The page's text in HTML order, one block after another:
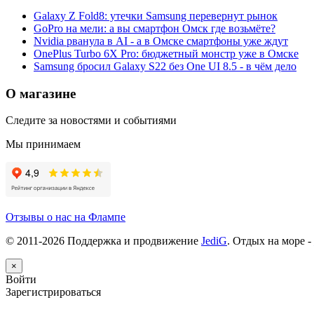
Galaxy Z Fold8: утечки Samsung перевернут рынок
GoPro на мели: а вы смартфон Омск где возьмёте?
Nvidia рванула в AI - а в Омске смартфоны уже ждут
OnePlus Turbo 6X Pro: бюджетный монстр уже в Омске
Samsung бросил Galaxy S22 без One UI 8.5 - в чём дело
О магазине
Следите за новостями и событиями
Мы принимаем
Отзывы о нас на Флампе
© 2011-2026 Поддержка и продвижение JediG. Отдых на море -
×
Войти
Зарегистрироваться